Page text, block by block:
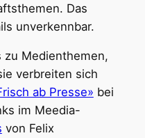
Das
unverkennbar.
zu Medienthemen,
verbreiten sich
ab Presse» bei
im Meedia-
von Felix